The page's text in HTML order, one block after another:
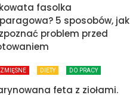
fasolka
5 sposobów, jak
problem przed
DIETY DO PRACY
feta z ziołami.